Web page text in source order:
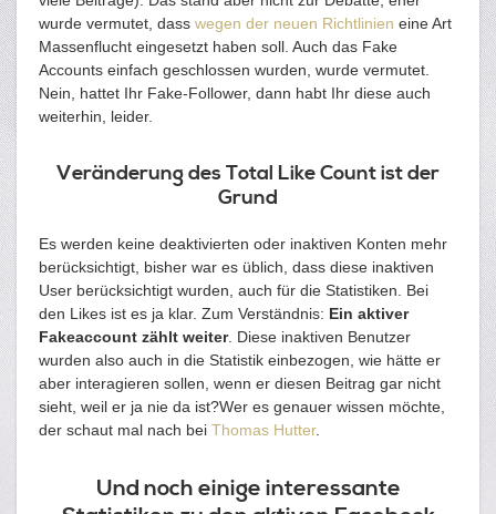
wurde vermutet, dass wegen der neuen Richtlinien eine Art
Massenflucht eingesetzt haben soll. Auch das Fake
Accounts einfach geschlossen wurden, wurde vermutet.
Nein, hattet Ihr Fake-Follower, dann habt Ihr diese auch
weiterhin, leider.
Veränderung des Total Like Count ist der
Grund
Es werden keine deaktivierten oder inaktiven Konten mehr
berücksichtigt, bisher war es üblich, dass diese inaktiven
User berücksichtigt wurden, auch für die Statistiken. Bei
den Likes ist es ja klar. Zum Verständnis: Ein aktiver
Fakeaccount zählt weiter. Diese inaktiven Benutzer
wurden also auch in die Statistik einbezogen, wie hätte er
aber interagieren sollen, wenn er diesen Beitrag gar nicht
sieht, weil er ja nie da ist?Wer es genauer wissen möchte,
der schaut mal nach bei Thomas Hutter.
Und noch einige interessante